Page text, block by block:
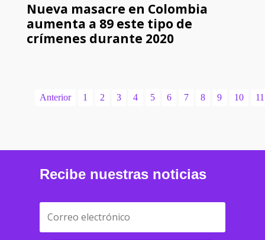
Nueva masacre en Colombia
aumenta a 89 este tipo de
crímenes durante 2020
Anterior 1 2 3 4 5 6 7 8 9 10 11
Recibe nuestras noticias